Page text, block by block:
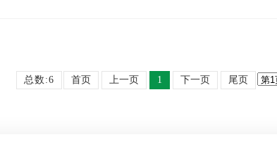
总数:6 首页 上一页 1 下一页 尾页